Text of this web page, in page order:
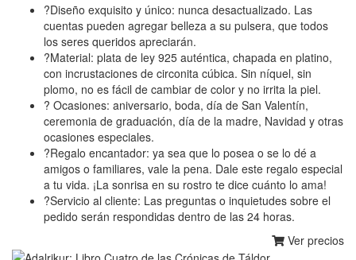
?Diseño exquisito y único: nunca desactualizado. Las
cuentas pueden agregar belleza a su pulsera, que todos
los seres queridos apreciarán.
?Material: plata de ley 925 auténtica, chapada en platino,
con incrustaciones de circonita cúbica. Sin níquel, sin
plomo, no es fácil de cambiar de color y no irrita la piel.
? Ocasiones: aniversario, boda, día de San Valentín,
ceremonia de graduación, día de la madre, Navidad y otras
ocasiones especiales.
?Regalo encantador: ya sea que lo posea o se lo dé a
amigos o familiares, vale la pena. Dale este regalo especial
a tu vida. ¡La sonrisa en su rostro te dice cuánto lo ama!
?Servicio al cliente: Las preguntas o inquietudes sobre el
pedido serán respondidas dentro de las 24 horas.
Ver precios